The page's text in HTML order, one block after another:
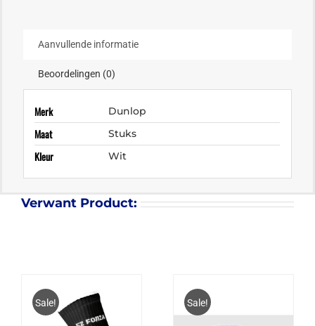
Aanvullende informatie
Beoordelingen (0)
Merk Dunlop
Maat Stuks
Kleur Wit
Verwant Product:
Sale! Sale!